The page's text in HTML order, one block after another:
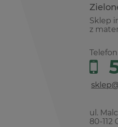
Sklep
z
ul.
80-112